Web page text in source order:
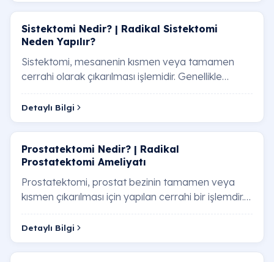
Sistektomi Nedir? | Radikal Sistektomi
Neden Yapılır?
Sistektomi, mesanenin kısmen veya tamamen
cerrahi olarak çıkarılması işlemidir. Genellikle
mesane kanseri tedavisinde başvurulan bir
yöntem …
Detaylı Bilgi
Prostatektomi Nedir? | Radikal
Prostatektomi Ameliyatı
Prostatektomi, prostat bezinin tamamen veya
kısmen çıkarılması için yapılan cerrahi bir işlemdir.
Bu ameliyat, prostat kanseri ve iyi huylu …
Detaylı Bilgi